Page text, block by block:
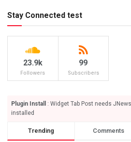
Stay Connected test
23.9k
Followers
99
Subscribers
Plugin Install
: Widget Tab Post needs
installed
Trending Comments